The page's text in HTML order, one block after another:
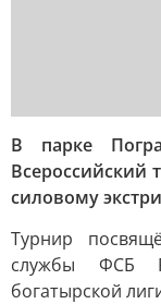
В парке
Всероссийский
силовому
Турнир
службы ФСБ
богатырской